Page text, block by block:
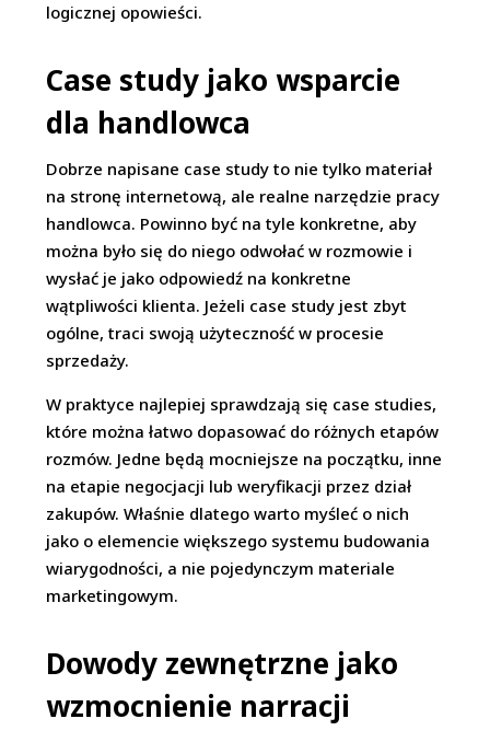
logicznej opowieści.
Case study jako wsparcie
dla handlowca
Dobrze napisane case study to nie tylko materiał
na stronę internetową, ale realne narzędzie pracy
handlowca. Powinno być na tyle konkretne, aby
można było się do niego odwołać w rozmowie i
wysłać je jako odpowiedź na konkretne
wątpliwości klienta. Jeżeli case study jest zbyt
ogólne, traci swoją użyteczność w procesie
sprzedaży.
W praktyce najlepiej sprawdzają się case studies,
które można łatwo dopasować do różnych etapów
rozmów. Jedne będą mocniejsze na początku, inne
na etapie negocjacji lub weryfikacji przez dział
zakupów. Właśnie dlatego warto myśleć o nich
jako o elemencie większego systemu budowania
wiarygodności, a nie pojedynczym materiale
marketingowym.
Dowody zewnętrzne jako
wzmocnienie narracji